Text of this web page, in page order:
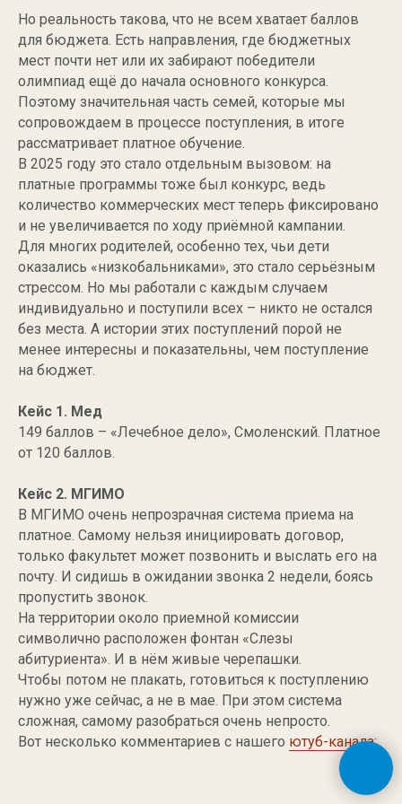
Но реальность такова, что не всем хватает баллов
для бюджета. Есть направления, где бюджетных
мест почти нет или их забирают победители
олимпиад ещё до начала основного конкурса.
Поэтому значительная часть семей, которые мы
сопровождаем в процессе поступления, в итоге
рассматривает платное обучение.
В 2025 году это стало отдельным вызовом: на
платные программы тоже был конкурс, ведь
количество коммерческих мест теперь фиксировано
и не увеличивается по ходу приёмной кампании.
Для многих родителей, особенно тех, чьи дети
оказались «низкобальниками», это стало серьёзным
стрессом. Но мы работали с каждым случаем
индивидуально и поступили всех – никто не остался
без места. А истории этих поступлений порой не
менее интересны и показательны, чем поступление
на бюджет.
Кейс 1. Мед
149 баллов – «Лечебное дело», Смоленский. Платное
от 120 баллов.
Кейс 2. МГИМО
В МГИМО очень непрозрачная система приема на
платное. Самому нельзя инициировать договор,
только факультет может позвонить и выслать его на
почту. И сидишь в ожидании звонка 2 недели, боясь
пропустить звонок.
На территории около приемной комиссии
символично расположен фонтан «Слезы
абитуриента». И в нём живые черепашки.
Чтобы потом не плакать, готовиться к поступлению
нужно уже сейчас, а не в мае. При этом система
сложная, самому разобраться очень непросто.
Вот несколько комментариев с нашего ютуб-канала: